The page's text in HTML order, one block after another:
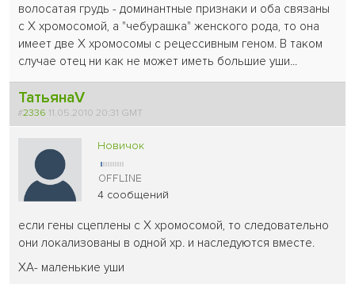
волосатая грудь - доминантные признаки и оба связаны
с Х хромосомой, а "чебурашка" женского рода, то она
имеет две Х хромосомы с рецессивным геном. В таком
случае отец ни как не может иметь большие уши...
ТатьянаV
#2336 11.05.2010 20:31 GMT
Новичок
4 сообщений
если гены сцеплены с Х хромосомой, то следовательно
они локализованы в одной хр. и наследуются вместе.
ХА- маленькие уши